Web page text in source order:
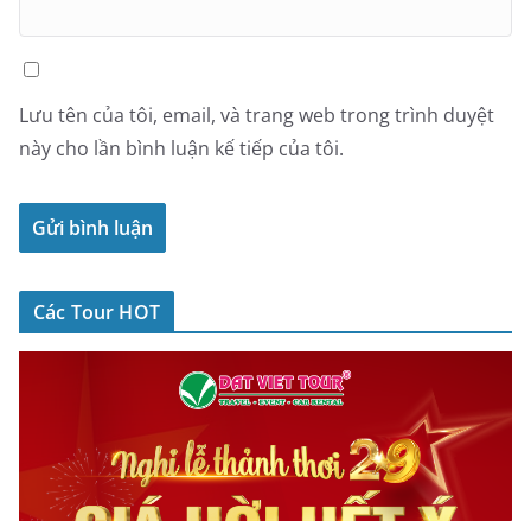
Lưu tên của tôi, email, và trang web trong trình duyệt
này cho lần bình luận kế tiếp của tôi.
Các Tour HOT